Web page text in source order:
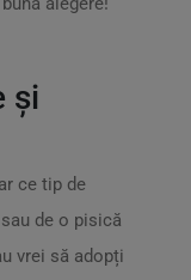
și
ce tip de
de o pisică
vrei să adopți